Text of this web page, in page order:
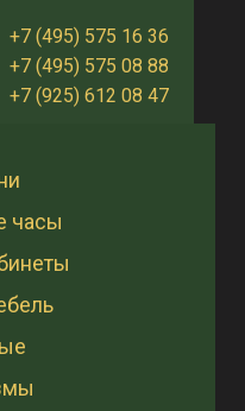
+7 (495) 575 16 36
+7 (495) 575 08 88
+7 (925) 612 08 47
часы